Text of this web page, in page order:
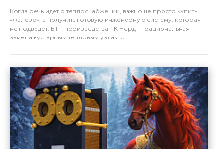
Когда речь идет о теплоснабжении, важно не просто купить
«железо», а получить готовую инженерную систему, которая
не подведет. БТП производства ПК Норд — рациональная
замена кустарным тепловым узлам с...